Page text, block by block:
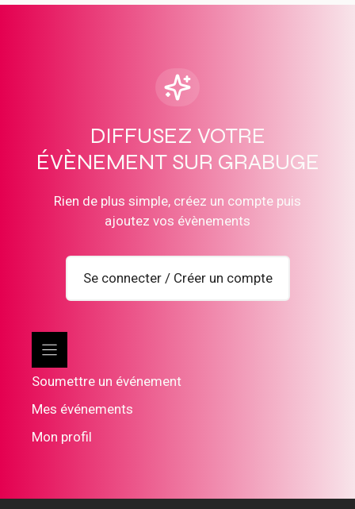
DIFFUSEZ VOTRE
ÉVÈNEMENT SUR GRABUGE
Rien de plus simple, créez un compte puis
ajoutez vos évènements
Se connecter / Créer un compte
Soumettre un événement
Mes événements
Mon profil